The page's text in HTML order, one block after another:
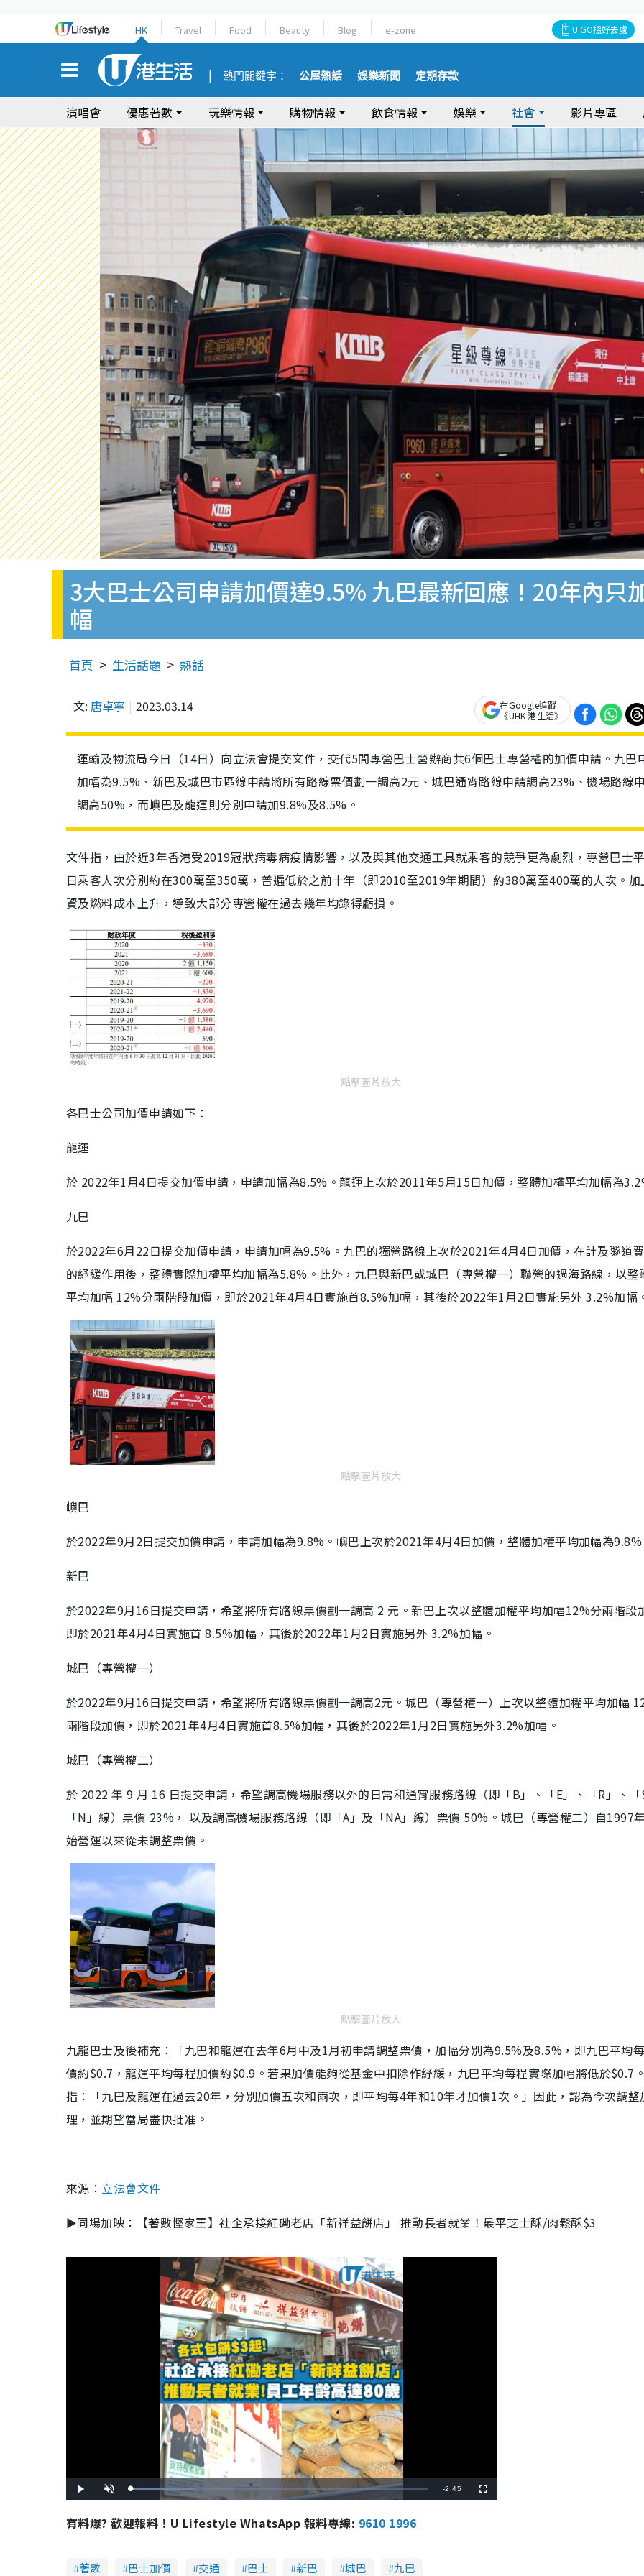
HK Travel Food Beauty Blog e-zone U GO搵好去處
熱門關鍵字： 公屋熱話 娛樂新聞 定期存款
演唱會 優惠著數 玩樂情報 購物情報 飲食情報 娛樂 社會 影片專區
3大巴士公司申請加價達9.5% 九巴最新回應！20年內只
幅
首頁 生活話題 熱話
文: 唐卓寧 2023.03.14
在Google追蹤
《UHK 港生活》
運輸及物流局今日（14日）向立法會提交文件，交代5間專營巴士營辦商共6個巴士專營權的加價申請。九巴
加幅為9.5%、新巴及城巴市區線申請將所有路線票價劃一調高2元、城巴通宵路線申請調高23%、機場路線
調高50%，而嶼巴及龍運則分別申請加9.8%及8.5%。
文件指，由於近3年香港受2019冠狀病毒病疫情影響，以及與其他交通工具就乘客的競爭更為劇烈，專營巴士
日乘客人次分別約在300萬至350萬，普遍低於之前十年（即2010至2019年期間）約380萬至400萬的人次。加
資及燃料成本上升，導致大部分專營權在過去幾年均錄得虧損。
點擊圖片放大
各巴士公司加價申請如下：
龍運
於 2022年1月4日提交加價申請，申請加幅為8.5%。龍運上次於2011年5月15日加價，整體加權平均加幅為
九巴
於2022年6月22日提交加價申請，申請加幅為9.5%。九巴的獨營路線上次於2021年4月4日加價，在計及隧道
的紓緩作用後，整體實際加權平均加幅為5.8%。此外，九巴與新巴或城巴（專營權一）聯營的過海路線，以整
平均加幅 12%分兩階段加價，即於2021年4月4日實施首8.5%加幅，其後於2022年1月2日實施另外 3.2%加幅
點擊圖片放大
嶼巴
於2022年9月2日提交加價申請，申請加幅為9.8%。嶼巴上次於2021年4月4日加價，整體加權平均加幅為
新巴
於2022年9月16日提交申請，希望將所有路線票價劃一調高 2 元。新巴上次以整體加權平均加幅12%分兩階段
即於2021年4月4日實施首 8.5%加幅，其後於2022年1月2日實施另外 3.2%加幅。
城巴（專營權一）
於2022年9月16日提交申請，希望將所有路線票價劃一調高2元。城巴（專營權一）上次以整體加權平均加幅
兩階段加價，即於2021年4月4日實施首8.5%加幅，其後於2022年1月2日實施另外3.2%加幅。
城巴（專營權二）
於 2022 年 9 月 16 日提交申請，希望調高機場服務以外的日常和通宵服務路線（即「B」、「E」、「R」、
「N」線）票價 23%， 以及調高機場服務路線（即「A」及「NA」線）票價 50%。城巴（專營權二）自1997
始營運以來從未調整票價。
點擊圖片放大
九龍巴士及後補充：「九巴和龍運在去年6月中及1月初申請調整票價，加幅分別為9.5%及8.5%，即九巴平均
價約$0.7，龍運平均每程加價約$0.9。若果加價能夠從基金中扣除作紓緩，九巴平均每程實際加幅將低於$0.7
指：「九巴及龍運在過去20年，分別加價五次和兩次，即平均每4年和10年才加價1次。」因此，認為今次調整
理，並期望當局盡快批准。
來源： 立法會文件
►同場加映：【著數慳家王】社企承接紅磡老店「新祥益餅店」 推動長者就業！最平芝士酥/肉鬆酥$3
l
n
t
e
L
o
e
d
8
4
R
-2:45
u
有料爆? 歡迎報料！U Lifestyle WhatsApp 報料專線: 9610 1996
著數 巴士加價 交通 巴士 新巴 城巴 九巴